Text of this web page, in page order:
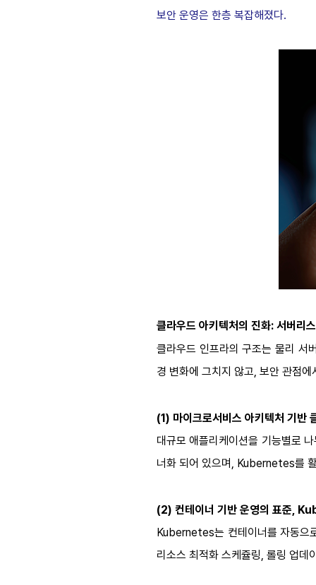
보안 운영은 한층 복잡해졌다.
클라우드 아키텍처의 진화: 서버리
클라우드 인프라의 구조는 물리 서
경 변화에 그치지 않고, 보안 관점
(1) 마이크로서비스 아키텍처 기반
대규모 애플리케이션을 기능별로
너화 되어 있으며, Kubernetes를
(2) 컨테이너 기반 운영의 표준,
Kubernetes는 컨테이너를 자동으
리소스 최적화 스케쥴링, 롤링 업데